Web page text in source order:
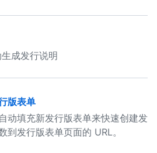
成发行说明
版表单
动填充新发行版表单来快速创建发
到发行版表单页面的 URL。